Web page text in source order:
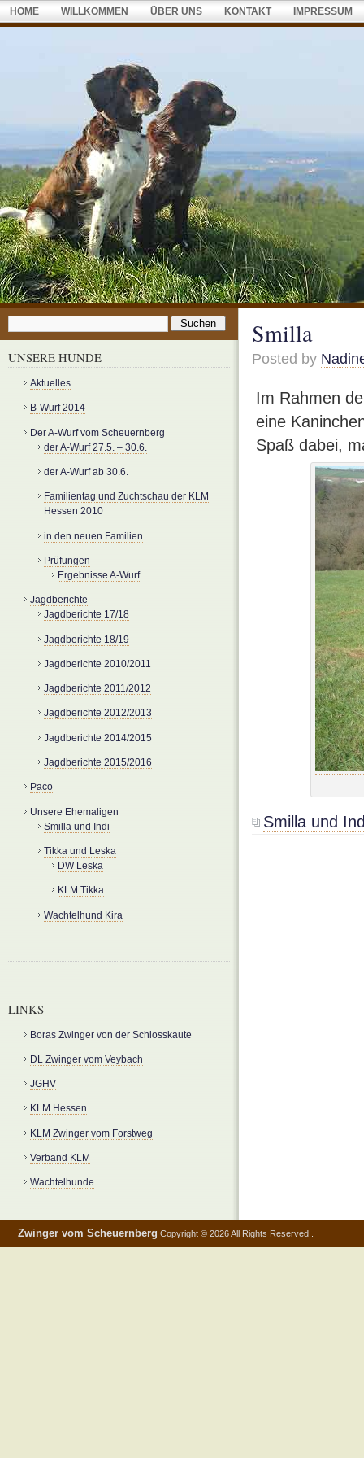
HOME WILLKOMMEN ÜBER UNS KONTAKT IMPRESSUM
Smilla
Posted by
Im Rahmen
eine
Spaß dabei,
Smilla und
UNSERE HUNDE
Aktuelles
B-Wurf 2014
Der A-Wurf vom Scheuernberg
der A-Wurf 27.5. – 30.6.
der A-Wurf ab 30.6.
Familientag und Zuchtschau der KLM
Hessen 2010
in den neuen Familien
Prüfungen
Ergebnisse A-Wurf
Jagdberichte
Jagdberichte 17/18
Jagdberichte 18/19
Jagdberichte 2010/2011
Jagdberichte 2011/2012
Jagdberichte 2012/2013
Jagdberichte 2014/2015
Jagdberichte 2015/2016
Paco
Unsere Ehemaligen
Smilla und Indi
Tikka und Leska
DW Leska
KLM Tikka
Wachtelhund Kira
LINKS
Boras Zwinger von der Schlosskaute
DL Zwinger vom Veybach
JGHV
KLM Hessen
KLM Zwinger vom Forstweg
Verband KLM
Wachtelhunde
Zwinger vom Scheuernberg Copyright © 2026 All Rights Reserved .